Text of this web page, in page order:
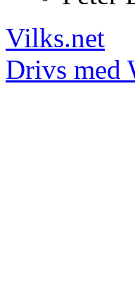
Vilks.net
Drivs med